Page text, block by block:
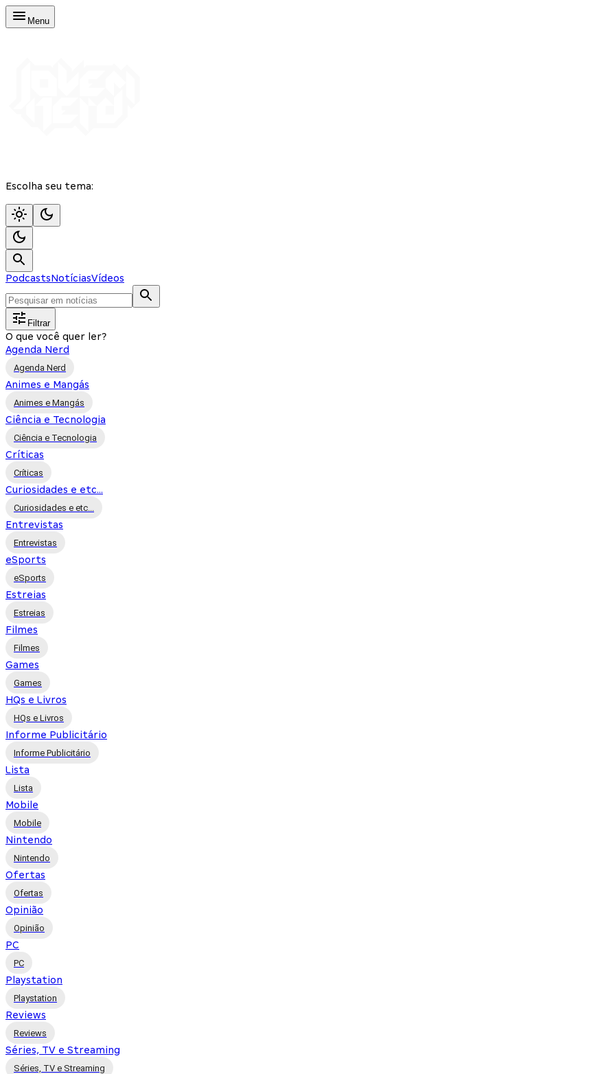
Menu
Escolha seu tema:
PodcastsNotíciasVídeos
Filtrar
O que você quer ler?
Agenda Nerd
Agenda Nerd
Animes e Mangás
Animes e Mangás
Ciência e Tecnologia
Ciência e Tecnologia
Críticas
Críticas
Curiosidades e etc...
Curiosidades e etc...
Entrevistas
Entrevistas
eSports
eSports
Estreias
Estreias
Filmes
Filmes
Games
Games
HQs e Livros
HQs e Livros
Informe Publicitário
Informe Publicitário
Lista
Lista
Mobile
Mobile
Nintendo
Nintendo
Ofertas
Ofertas
Opinião
Opinião
PC
PC
Playstation
Playstation
Reviews
Reviews
Séries, TV e Streaming
Séries, TV e Streaming